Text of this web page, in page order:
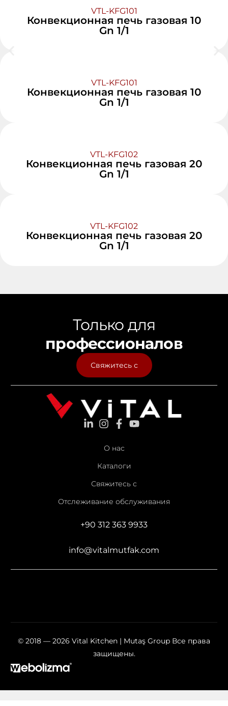
VTL-KFG101
Конвекционная печь газовая 10
Gn 1/1
VTL-KFG101
Конвекционная печь газовая 10
Gn 1/1
VTL-KFG102
Конвекционная печь газовая 20
Gn 1/1
VTL-KFG102
Конвекционная печь газовая 20
Gn 1/1
Только для
профессионалов
Свяжитесь с
О нас
Каталоги
Свяжитесь с
Отслеживание обслуживания
+90 312 363 9933
info@vitalmutfak.com
© 2018 — 2026 Vital Kitchen | Mutaş Group Все права
защищены.